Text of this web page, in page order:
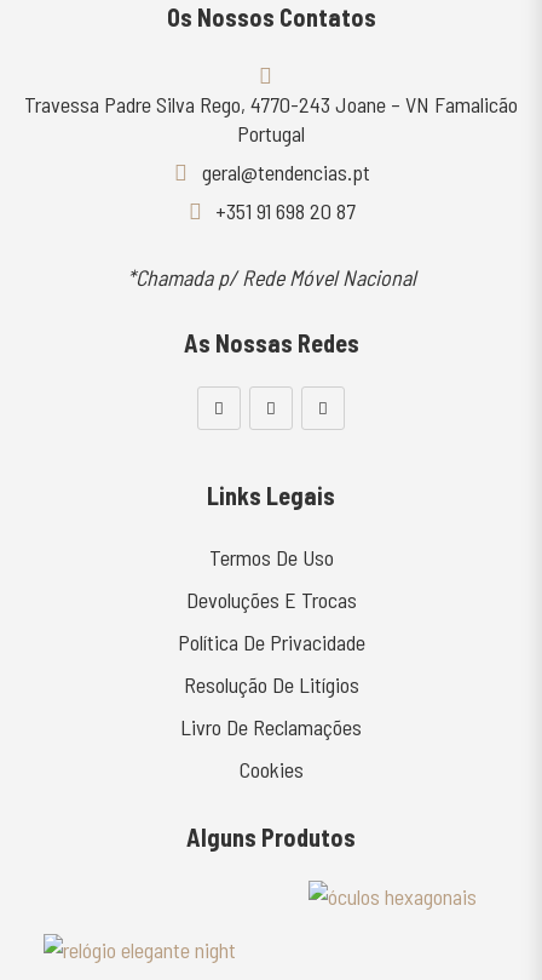
Os Nossos Contatos
Travessa Padre Silva Rego, 4770-243 Joane – VN Famalicão
Portugal
geral@tendencias.pt
+351 91 698 20 87
*Chamada p/ Rede Móvel Nacional
As Nossas Redes
Links Legais
Termos De Uso
Devoluções E Trocas
Política De Privacidade
Resolução De Litígios
Livro De Reclamações
Cookies
Alguns Produtos